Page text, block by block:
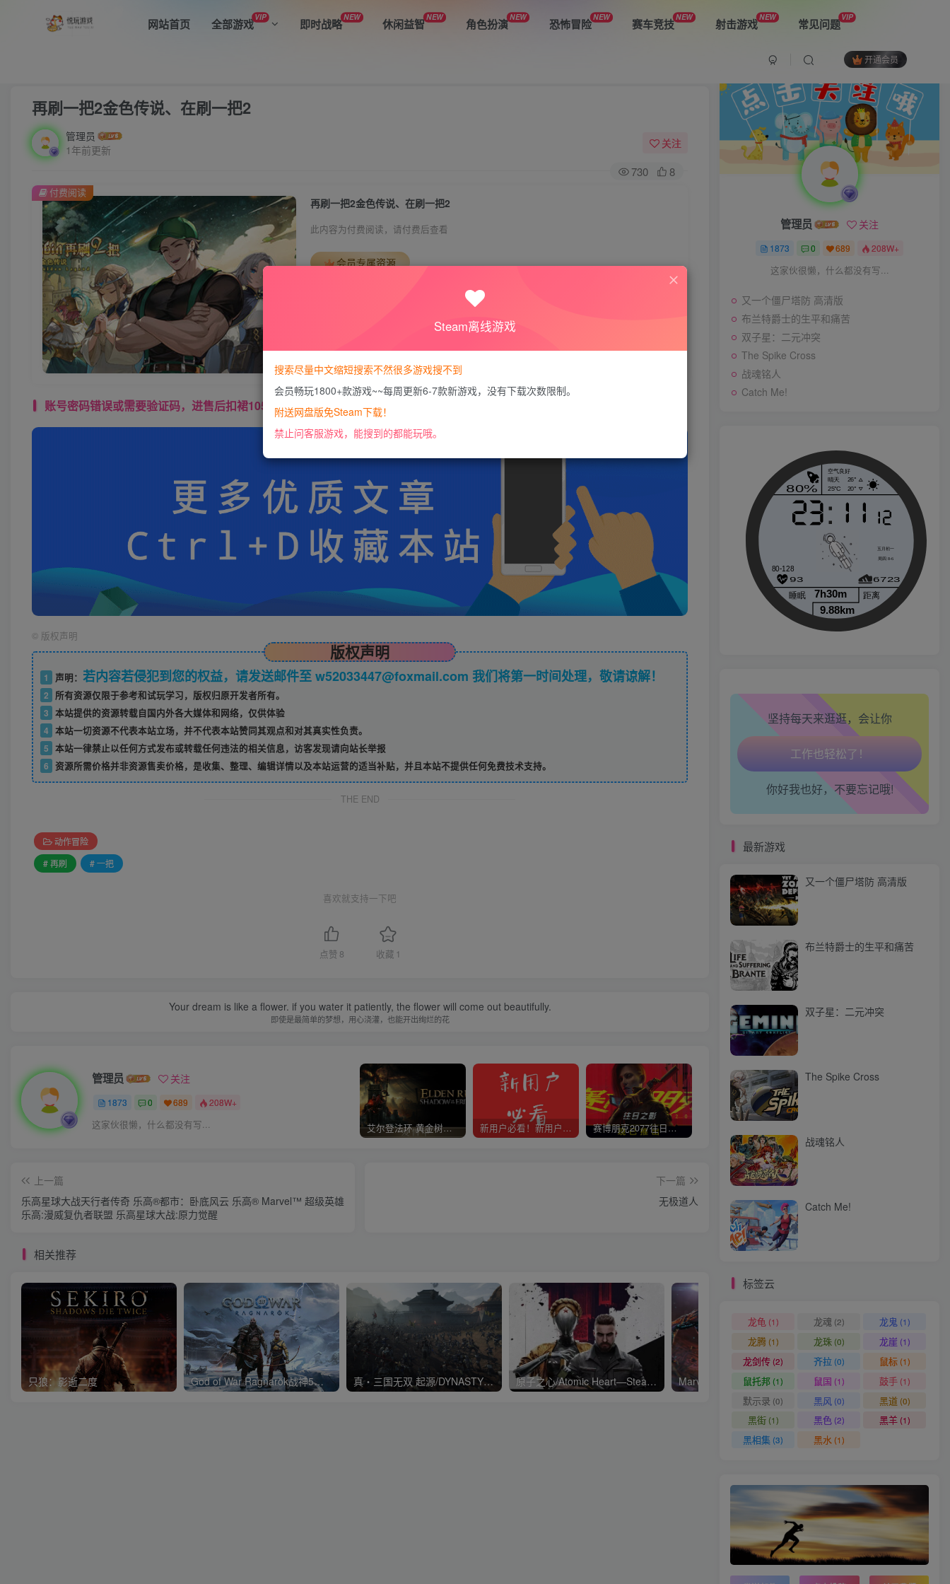
网站首页 全部游戏VIP 即时战略NEW 休闲益智NEW 角色扮演NEW 恐怖冒险NEW 赛车竞技NEW 射击游戏NEW 常见问题VIP
开通会员
再刷一把2金色传说、在刷一把2
管理员
1年前更新
关注
730 8
再刷一把2金色传说、在刷一把2
此内容为付费阅读，请付费后查看
会员专属资源
付费阅读
账号密码错误或需要验证码，进售后扣裙1050974489 使用教程： https://docs.qq.com/doc/DU0VHUUFRS2xDa1Jp
© 版权声明
版权声明
1 声明： 若内容若侵犯到您的权益，请发送邮件至 w52033447@foxmail.com 我们将第一时间处理，敬请谅解！
2
所有资源仅限于参考和试玩学习，版权归原开发者所有。
3 本站提供的资源转载自国内外各大媒体和网络，仅供体验
4 本站一切资源不代表本站立场，并不代表本站赞同其观点和对其真实性负责。
5 本站一律禁止以任何方式发布或转载任何违法的相关信息，访客发现请向站长举报
6
资源所需价格并非资源售卖价格，是收集、整理、编辑详情以及本站运营的适当补贴，并且本站不提供任何免费技术支持。
THE END
动作冒险
# 再刷
# 一把
喜欢就支持一下吧
点赞 8 收藏 1
Your dream is like a flower. if you water it patiently, the flower will come out beautifully.
即使是最简单的梦想，用心浇灌，也能开出绚烂的花
管理员 关注
1873 0 689 208W+
这家伙很懒，什么都没有写... 艾尔登法环 黄金树幽影 新用户必看！新用户必看！新用户必看！！！ 赛博朋克2077往日之影
上一篇
乐高星球大战天行者传奇 乐高®都市：卧底风云 乐高® Marvel™ 超级英雄
乐高:漫威复仇者联盟 乐高星球大战:原力觉醒
下一篇
无极道人
相关推荐
只狼：影逝二度 God of War Ragnarök战神5诸神黄昏降 真・三国无双 起源/DYNASTY WARRIORS: ORIGINS 原子之心/Atomic Heart—Steam离线 平台问就是没有 D加密 Marvel’s Spider-Man 2漫威蜘蛛侠2 光与影：33号远征队
又一个僵尸塔防 高清版
布兰特爵士的生平和痛苦
The Spike Cross
管理员 关注
1873 0 689 208W+
这家伙很懒，什么都没有写...
又一个僵尸塔防 高清版
布兰特爵士的生平和痛苦
双子星：二元冲突
The Spike Cross
战魂铭人
Catch Me!
坚持每天来逛逛，会让你
生活也美好了！
腿也不痛了！
腰也不酸了！
工作也轻松了！
你好我也好，不要忘记哦!
最新游戏
又一个僵尸塔防 高清版
布兰特爵士的生平和痛苦
双子星：二元冲突
The Spike Cross
战魂铭人
Catch Me!
标签云
龙龟 (1) 龙魂 (2) 龙鬼 (1)
龙腾(1) 龙珠(0) 龙崖 (1)
龙剑传(2) 齐拉(0) 鼠标(1)
鼠托邦(1) 鼠国 (1) 鼓手(1)
默示录 (0) 黑风 (0) 黑道(0)
黑街(1) 黑色(2) 黑羊(1)
黑相集(3) 黑水(1)
Steam离线游戏
搜索尽量中文缩短搜索不然很多游戏搜不到
会员畅玩1800+款游戏~~每周更新6-7款新游戏，没有下载次数限制。
附送网盘版免Steam下载！
禁止问客服游戏，能搜到的都能玩哦。